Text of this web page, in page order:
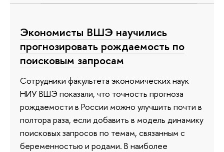
Экономисты ВШЭ научились
прогнозировать рождаемость по
поисковым запросам
Сотрудники факультета экономических наук
НИУ ВШЭ показали, что точность прогноза
рождаемости в России можно улучшить почти в
полтора раза, если добавить в модель динамику
поисковых запросов по темам, связанным с
беременностью и родами. В наиболее